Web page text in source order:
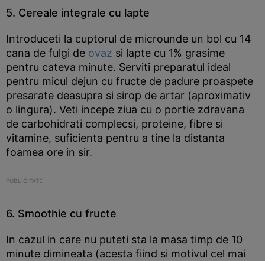
5. Cereale integrale cu lapte
Introduceti la cuptorul de microunde un bol cu 14
cana de fulgi de ovaz si lapte cu 1% grasime
pentru cateva minute. Serviti preparatul ideal
pentru micul dejun cu fructe de padure proaspete
presarate deasupra si sirop de artar (aproximativ
o lingura). Veti incepe ziua cu o portie zdravana
de carbohidrati complecsi, proteine, fibre si
vitamine, suficienta pentru a tine la distanta
foamea ore in sir.
6. Smoothie cu fructe
In cazul in care nu puteti sta la masa timp de 10
minute dimineata (acesta fiind si motivul cel mai